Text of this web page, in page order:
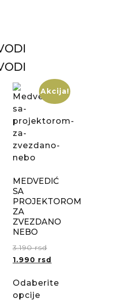
Akcija!
MEDVEDIĆ
SA
PROJEKTOROM
ZA
ZVEZDANO
NEBO
3.190rsd
1.990 rsd
Odaberite
opcije